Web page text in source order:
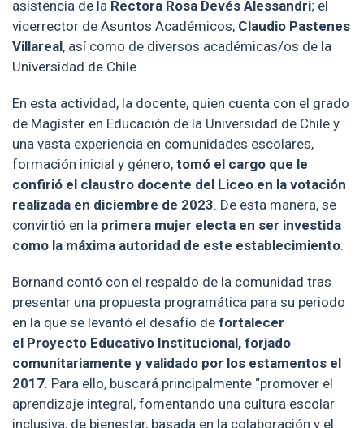
asistencia de la Rectora Rosa Devés Alessandri; el
vicerrector de Asuntos Académicos, Claudio Pastenes
Villareal, así como de diversos académicas/os de la
Universidad de Chile.
En esta actividad, la docente, quien cuenta con el grado
de Magíster en Educación de la Universidad de Chile y
una vasta experiencia en comunidades escolares,
formación inicial y género, tomó el cargo que le
confirió el claustro docente del Liceo en la votación
realizada en diciembre de 2023. De esta manera, se
convirtió en la primera mujer electa en ser investida
como la máxima autoridad de este establecimiento.
Bornand contó con el respaldo de la comunidad tras
presentar una propuesta programática para su periodo
en la que se levantó el desafío de fortalecer
el Proyecto Educativo Institucional, forjado
comunitariamente y validado por los estamentos el
2017. Para ello, buscará principalmente “promover el
aprendizaje integral, fomentando una cultura escolar
inclusiva, de bienestar, basada en la colaboración y el